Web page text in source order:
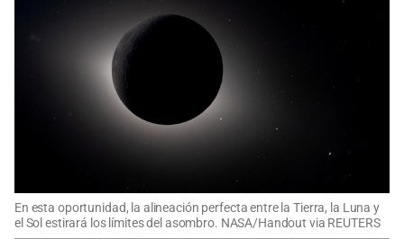
En esta oportunidad, la alineación perfecta entre la Tierra, la Luna y
el Sol estirará los límites del asombro. NASA/Handout via REUTERS